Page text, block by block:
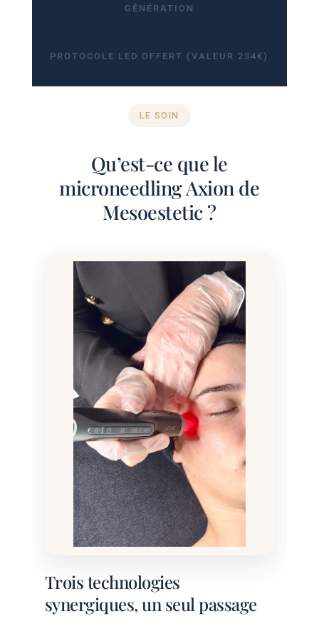
GÉNÉRATION
PROTOCOLE LED OFFERT (VALEUR 234€)
LE SOIN
Qu’est-ce que le
microneedling Axion de
Mesoestetic ?
Trois technologies
synergiques, un seul passage